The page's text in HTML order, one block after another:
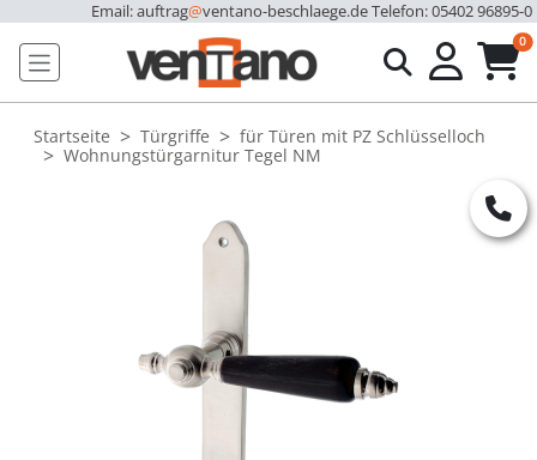
Email: auftrag@ventano-beschlaege.deTelefon: 05402 96895-0
0
Startseite Türgriffe
für Türen mit PZ Schlüsselloch
Wohnungstürgarnitur Tegel NM